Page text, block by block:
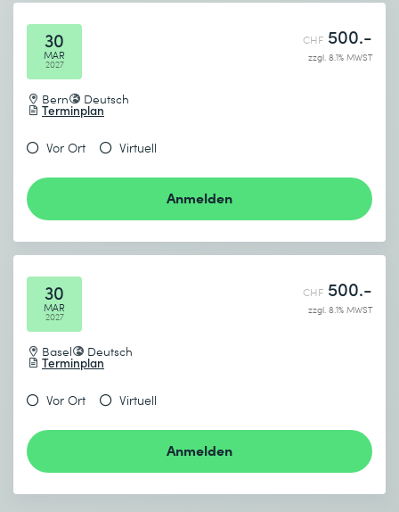
30
MAR
2027
Bern Deutsch
Terminplan
CHF 500.-
zzgl. 8.1% MWST
Vor Ort Virtuell
Anmelden
30
MAR
2027
Basel Deutsch
Terminplan
CHF 500.-
zzgl. 8.1% MWST
Vor Ort Virtuell
Anmelden